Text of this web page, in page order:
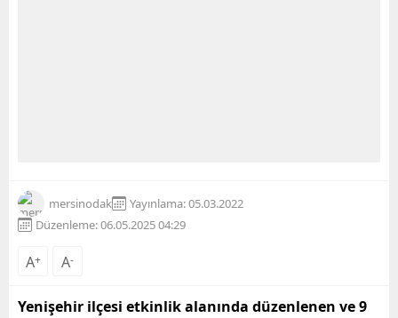
mersinodak
Yayınlama: 05.03.2022
Düzenleme: 06.05.2025 04:29
A+ A-
Yenişehir ilçesi etkinlik alanında düzenlenen ve 9